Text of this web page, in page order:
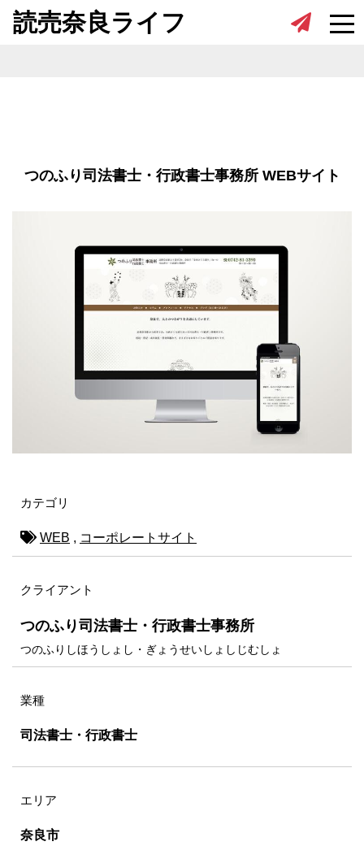
Skip to content
読売奈良ライフ
つのふり司法書士・行政書士事務所 WEBサイト
カテゴリ
WEB , コーポレートサイト
クライアント
つのふり司法書士・行政書士事務所
つのふりしほうしょし・ぎょうせいしょしじむしょ
業種
司法書士・行政書士
エリア
奈良市